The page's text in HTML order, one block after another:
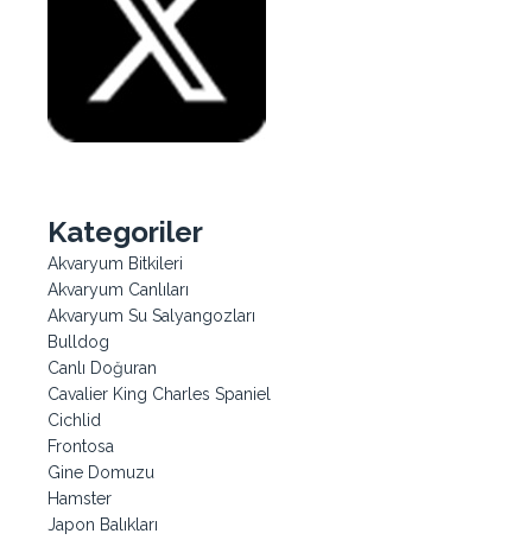
Kategoriler
Akvaryum Bitkileri
Akvaryum Canlıları
Akvaryum Su Salyangozları
Bulldog
Canlı Doğuran
Cavalier King Charles Spaniel
Cichlid
Frontosa
Gine Domuzu
Hamster
Japon Balıkları